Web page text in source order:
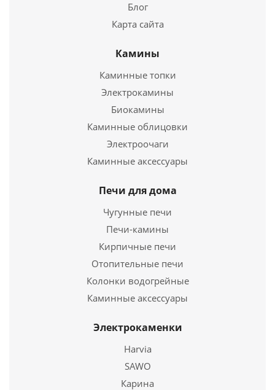
.Колонка водогрейная Ермак КВЭ-II-90
16 950руб.
Подробнее
Купить в 1 клик
Блог
Карта сайта
Камины
Каминные топки
Электрокамины
Биокамины
Каминные облицовки
Электроочаги
Каминные аксессуары
Печи для дома
Чугунные печи
Печи-камины
Кирпичные печи
Отопительные печи
Колонки водогрейные
Каминные аксессуары
Электрокаменки
Harvia
SAWO
Карина